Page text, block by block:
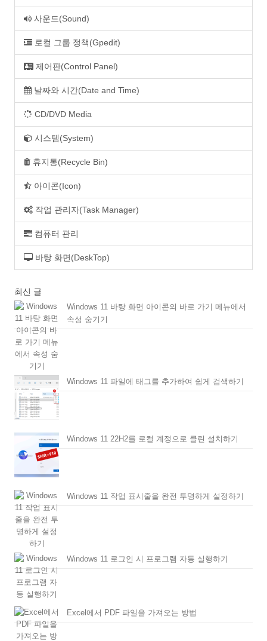
사운드(Sound)
로컬 그룹 정책(Gpedit)
제어판(Control Panel)
날짜와 시간(Date and Time)
CD/DVD Media
시스템(System)
휴지통(Recycle Bin)
아이콘(Icon)
작업 관리자(Task Manager)
컴퓨터 관리
바탕 화면(DeskTop)
최신 글
Windows 11 바탕 화면 아이콘의 바로 가기 메뉴에서
속성 숨기기
Windows 11 파일에 태그를 추가하여 쉽게 검색하기
Windows 11 22H2를 로컬 계정으로 클린 설치하기
Windows 11 작업 표시줄을 완전 투명하게 설정하기
Windows 11 로그인 시 프로그램 자동 실행하기
Excel에서 PDF 파일을 가져오는 방법